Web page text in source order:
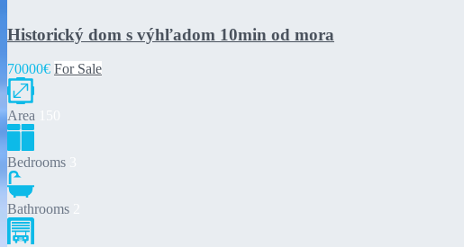
Historický dom s výhľadom 10min od mora
70000€ For Sale
Area
Bedrooms
Bathrooms